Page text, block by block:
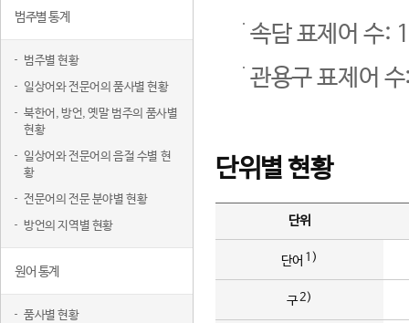
범주별 통계
범주별 현황
일상어와 전문어의 품사별 현황
북한어, 방언, 옛말 범주의 품사별
현황
일상어와 전문어의 음절 수별 현
황
전문어의 전문 분야별 현황
방언의 지역별 현황
원어 통계
품사별 현황
속담 표제어 수:
관용구 표제어
단위별 현황
단위
단어 1)
구2)